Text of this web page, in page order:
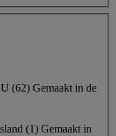
(62) Gemaakt in de
(1) Gemaakt in